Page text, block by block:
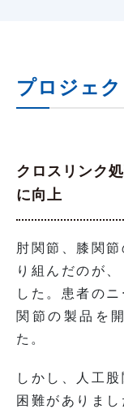
プロジェ
クロスリンク
に向上
肘関節、膝関
り組んだのが
した。患者の
関節の製品を
た。
しかし、人工
困難がありま